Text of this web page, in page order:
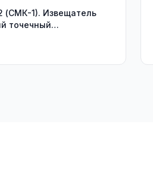
(СМК-1). Извещатель
точечный